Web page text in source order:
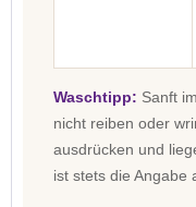
Waschtipp: Sanft
nicht reiben oder
ausdrücken und
ist stets die Angabe